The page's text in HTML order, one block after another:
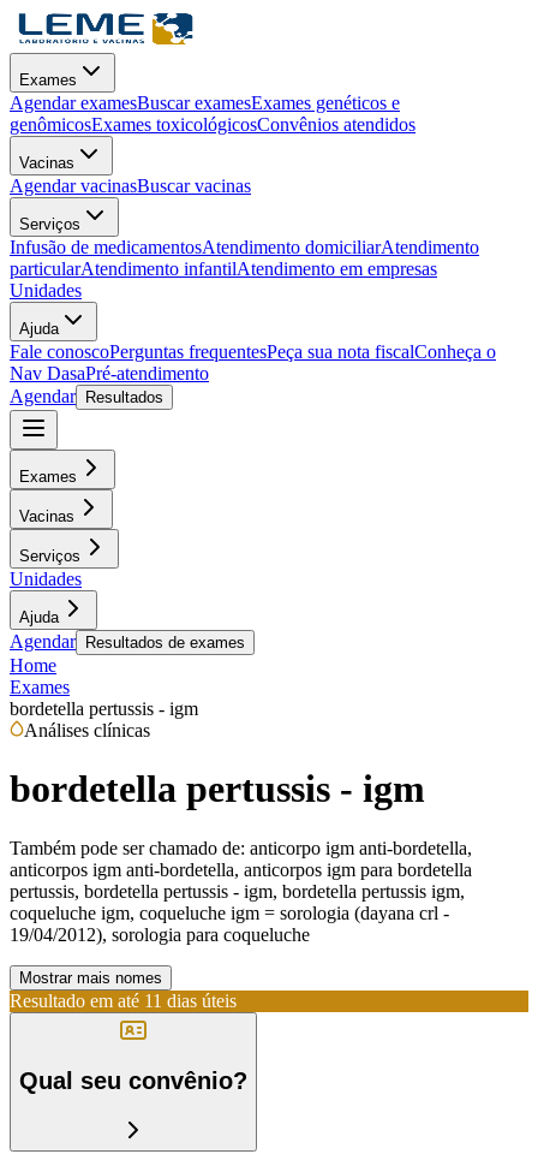
Exames
Agendar examesBuscar examesExames genéticos e
genômicosExames toxicológicosConvênios atendidos
Vacinas
Agendar vacinasBuscar vacinas
Serviços
Infusão de medicamentosAtendimento domiciliarAtendimento
particularAtendimento infantilAtendimento em empresas
Unidades
Ajuda
Fale conoscoPerguntas frequentesPeça sua nota fiscalConheça o
Nav DasaPré-atendimento
Agendar
Resultados
Exames
Vacinas
Serviços
Unidades
Ajuda
Agendar Resultados de exames
Home
Exames
bordetella pertussis - igm
Análises clínicas
bordetella pertussis - igm
Também pode ser chamado de: anticorpo igm anti-bordetella,
anticorpos igm anti-bordetella, anticorpos igm para bordetella
pertussis, bordetella pertussis - igm, bordetella pertussis igm,
coqueluche igm, coqueluche igm = sorologia (dayana crl -
19/04/2012), sorologia para coqueluche
Mostrar mais nomes
Resultado em até 11 dias úteis
Qual seu convênio?